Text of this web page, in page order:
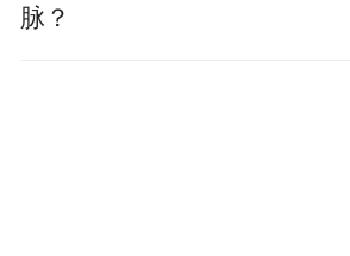
脉？